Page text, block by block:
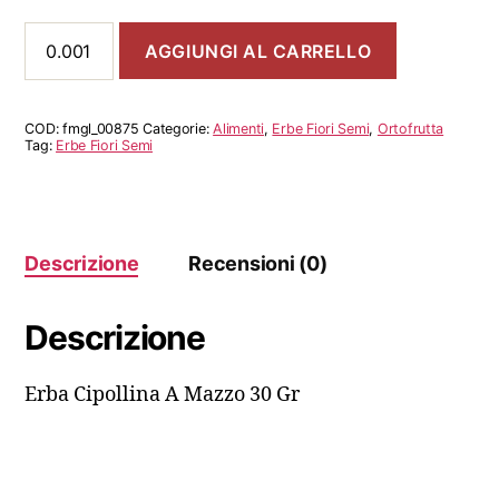
Cipollina
A
30
Gr
AGGIUNGI AL CARRELLO
COD:fmgl_00875 Categorie:Alimenti, Erbe Fiori Semi, Ortofrutta
Tag: Erbe Fiori Semi
Descrizione Recensioni (0)
Descrizione
Erba Cipollina A Mazzo 30 Gr